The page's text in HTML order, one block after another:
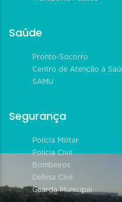
Saúde
Pronto-Socorro
Centro de Atenção à
SAMU
Segurança
Polícia Militar
Polícia Civil
Bombeiros
Defesa Civil
Guarda Municipal